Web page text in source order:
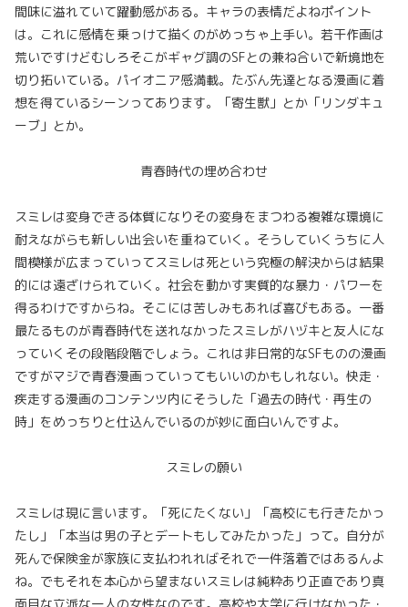
間味に溢れていて躍動感がある。キャラの表情だよねポイント
は。これに感情を乗っけて描くのがめっちゃ上手い。若干作画は
荒いですけどむしろそこがギャグ調のSFとの兼ね合いで新境地を
切り拓いている。パイオニア感満載。たぶん先達となる漫画に着
想を得ているシーンってあります。「寄生獣」とか「リンダキュ
ーブ」とか。
青春時代の埋め合わせ
スミレは変身できる体質になりその変身をまつわる複雑な環境に
耐えながらも新しい出会いを重ねていく。そうしていくうちに人
間模様が広まっていってスミレは死という究極の解決からは結果
的には遠ざけられていく。社会を動かす実質的な暴力・パワーを
得るわけですからね。そこには苦しみもあれば喜びもある。一番
最たるものが青春時代を送れなかったスミレがハヅキと友人にな
っていくその段階段階でしょう。これは非日常的なSFものの漫画
ですがマジで青春漫画っていってもいいのかもしれない。快走・
疾走する漫画のコンテンツ内にそうした「過去の時代・再生の
時」をめっちりと仕込んでいるのが妙に面白いんですよ。
スミレの願い
スミレは現に言います。「死にたくない」「高校にも行きたかっ
たし」「本当は男の子とデートもしてみたかった」って。自分が
死んで保険金が家族に支払われればそれで一件落着ではあるんよ
ね。でもそれを本心から望まないスミレは純粋あり正直であり真